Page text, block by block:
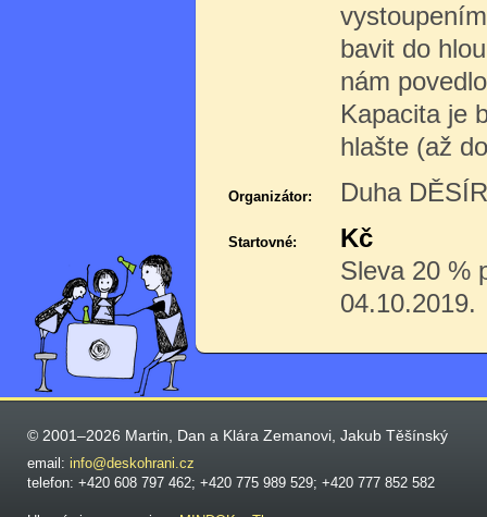
bavit do
nám
Kapacita je
hlašte (až
Organizátor: Duha
Startovné:
Kč
Sleva 20 %
04.10.2019.
© 2001–2026 Martin, Dan a Klára Zemanovi, Jakub Těšínský
email: info@deskohrani.cz
telefon: +420 608 797 462; +420 775 989 529; +420 777 852 582